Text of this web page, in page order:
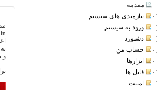
مقدمه
نیازمندی های سیستم
ورود به سیستم
دشبورد
حساب من
ابزارها
فایل ها
امنیت
و